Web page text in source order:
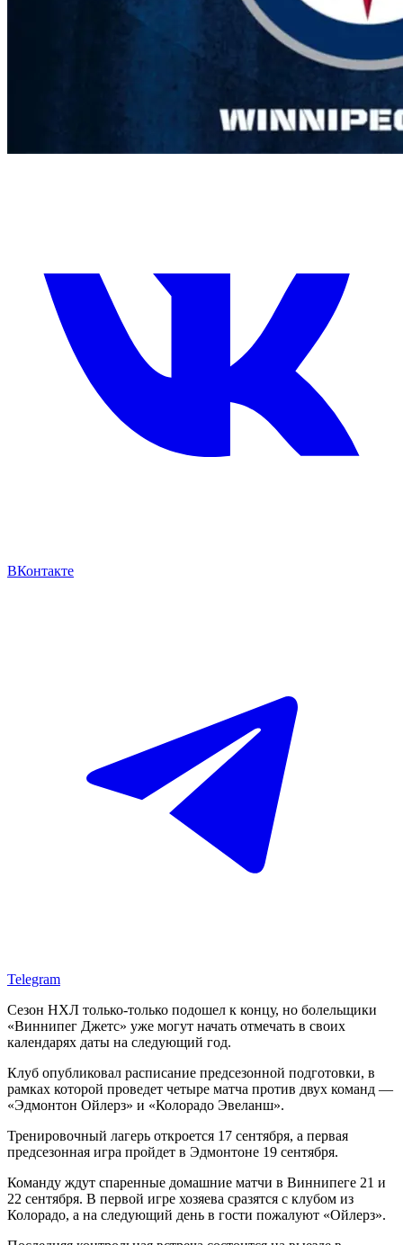
ВКонтакте
Telegram
Сезон НХЛ только-только подошел к концу, но болельщики
«Виннипег Джетс» уже могут начать отмечать в своих
календарях даты на следующий год.
Клуб опубликовал расписание предсезонной подготовки, в
рамках которой проведет четыре матча против двух команд —
«Эдмонтон Ойлерз» и «Колорадо Эвеланш».
Тренировочный лагерь откроется 17 сентября, а первая
предсезонная игра пройдет в Эдмонтоне 19 сентября.
Команду ждут спаренные домашние матчи в Виннипеге 21 и
22 сентября. В первой игре хозяева сразятся с клубом из
Колорадо, а на следующий день в гости пожалуют «Ойлерз».